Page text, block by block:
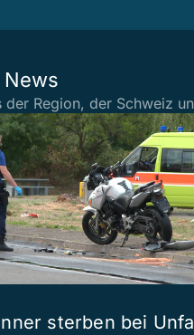
News
der Region, der Schweiz
sterben bei